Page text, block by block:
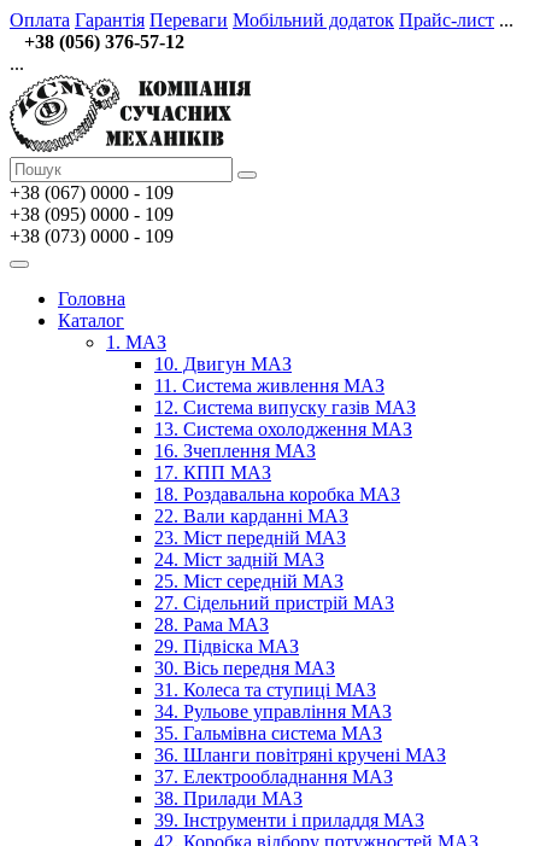
Оплата Гарантія Переваги Мобільний додаток Прайс-лист ...
+38 (056) 376-57-12
...
+38 (067) 0000 - 109
+38 (095) 0000 - 109
+38 (073) 0000 - 109
Головна
Каталог
1. МАЗ
10. Двигун МАЗ
11. Система живлення МАЗ
12. Система випуску газів МАЗ
13. Система охолодження МАЗ
16. Зчеплення МАЗ
17. КПП МАЗ
18. Роздавальна коробка МАЗ
22. Вали карданні МАЗ
23. Міст передній МАЗ
24. Міст задній МАЗ
25. Міст середній МАЗ
27. Сідельний пристрій МАЗ
28. Рама МАЗ
29. Підвіска МАЗ
30. Вісь передня МАЗ
31. Колеса та ступиці МАЗ
34. Рульове управління МАЗ
35. Гальмівна система МАЗ
36. Шланги повітряні кручені МАЗ
37. Електрообладнання МАЗ
38. Прилади МАЗ
39. Інструменти і приладдя МАЗ
42. Коробка відбору потужностей МАЗ